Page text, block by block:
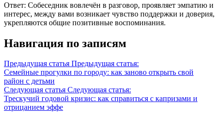
Ответ: Собеседник вовлечён в разговор, проявляет эмпатию и
интерес, между вами возникает чувство поддержки и доверия,
укрепляются общие позитивные воспоминания.
Навигация по записям
Предыдущая статья Предыдущая статья:
Семейные прогулки по городу: как заново открыть свой
район с детьми
Следующая статья Следующая статья:
Трескучий годовой кризис: как справиться с капризами и
отрицанием эффе